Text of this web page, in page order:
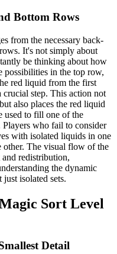
Bottom Rows
from the necessary back-
It's not simply about
be thinking about how
in the top row,
red liquid from the first
step. This action not
also places the red liquid
used to fill one of the
who fail to consider
with isolated liquids in one
other. The visual flow of the
and redistribution,
the dynamic
isolated sets.
Sort Level
Detail